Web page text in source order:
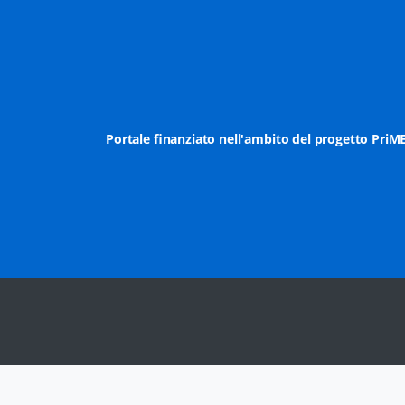
Portale finanziato nell'ambito del progetto